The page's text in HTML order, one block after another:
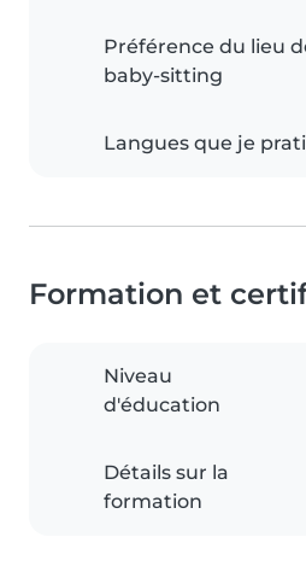
Préférence du lieu
baby-sitting
Langues que je
Formation et
Niveau
d'éducation
Détails sur la
formation